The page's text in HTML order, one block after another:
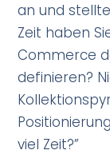
an und
Zeit haben
Commerce
definieren?
viel Zeit?”